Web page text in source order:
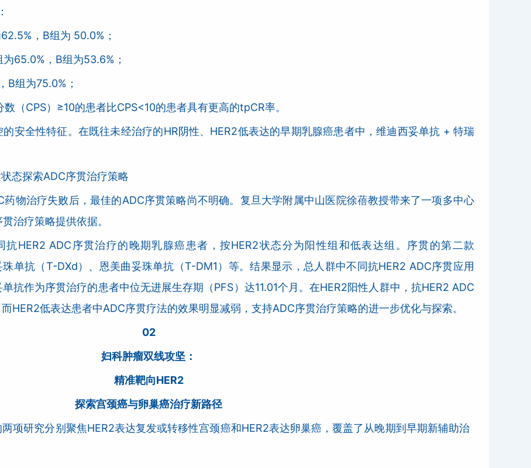
，B组为 50.0%；
65.0%，B组为53.6%；
B组为75.0%；
（CPS）≥10的患者比CPS<10的患者具有更高的tpCR率。
安全性特征。在既往未经治疗的HR阴性、HER2低表达的早期乳腺癌患者中，维迪西妥单抗 + 特瑞
态探索ADC序贯治疗策略
物治疗失败后，最佳的ADC序贯策略尚不明确。复旦大学附属中山医院徐蓓教授带来了一项多中心
治疗策略提供依据。
HER2 ADC序贯治疗的晚期乳腺癌患者，按HER2状态分为阳性组和低表达组。序贯的第二款
单抗（T-DXd）、恩美曲妥珠单抗（T-DM1）等。结果显示，总人群中不同抗HER2 ADC序贯应用
抗作为序贯治疗的患者中位无进展生存期（PFS）达11.01个月。在HER2阳性人群中，抗HER2 ADC
HER2低表达患者中ADC序贯疗法的效果明显减弱，支持ADC序贯治疗策略的进一步优化与探索。
02
妇科肿瘤双线攻坚：
精准靶向HER2
探索宫颈癌与卵巢癌治疗新路径
项研究分别聚焦HER2表达复发或转移性宫颈癌和HER2表达卵巢癌，覆盖了从晚期到早期新辅助治